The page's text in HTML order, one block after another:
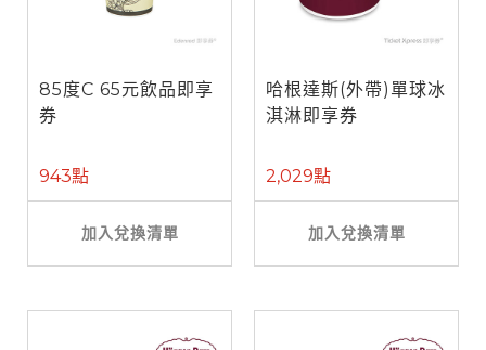
85度C 65元飲品即享
券
943點
加入兌換清單
哈根達斯(外帶)單球冰
淇淋即享券
2,029點
加入兌換清單